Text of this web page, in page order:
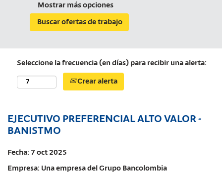
Mostrar más opciones
Seleccione la frecuencia (en días) para recibir una alerta:
Crear alerta
EJECUTIVO PREFERENCIAL ALTO VALOR -
BANISTMO
Fecha: 7 oct 2025
Empresa: Una empresa del Grupo Bancolombia